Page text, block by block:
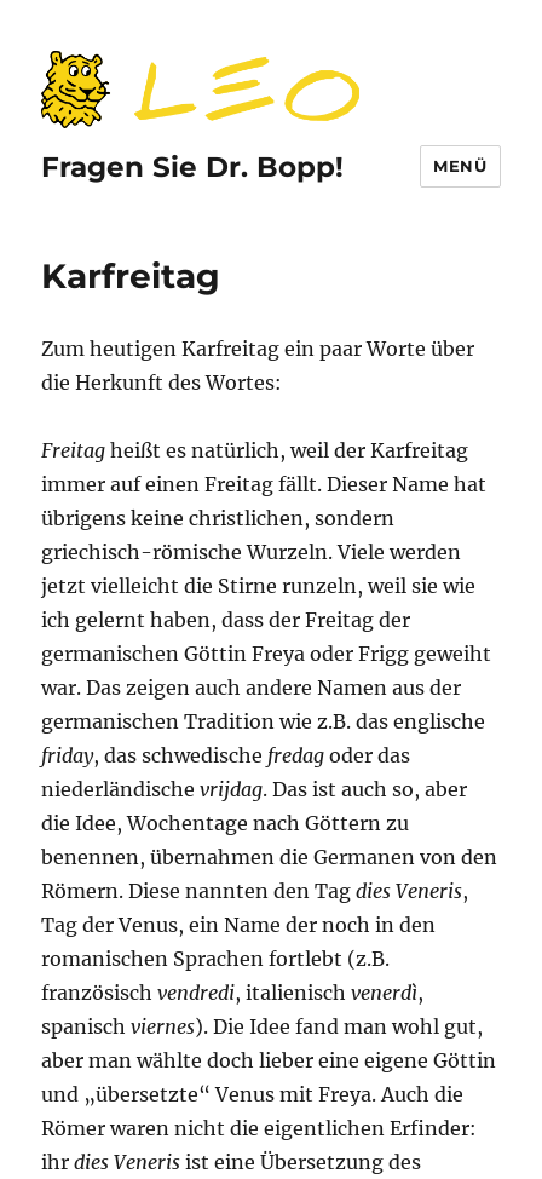
Fragen Sie Dr. Bopp! MENÜ
Karfreitag
Zum heutigen Karfreitag ein paar Worte über
die Herkunft des Wortes:
Freitag heißt es natürlich, weil der Karfreitag
immer auf einen Freitag fällt. Dieser Name hat
übrigens keine christlichen, sondern
griechisch-römische Wurzeln. Viele werden
jetzt vielleicht die Stirne runzeln, weil sie wie
ich gelernt haben, dass der Freitag der
germanischen Göttin Freya oder Frigg geweiht
war. Das zeigen auch andere Namen aus der
germanischen Tradition wie z.B. das englische
friday, das schwedische fredag oder das
niederländischevrijdag. Das ist auch so, aber
die Idee, Wochentage nach Göttern zu
benennen, übernahmen die Germanen von den
Römern. Diese nannten den Tagdies Veneris,
Tag der Venus, ein Name der noch in den
romanischen Sprachen fortlebt (z.B.
französischvendredi, italienischvenerdì,
spanischviernes). Die Idee fand man wohl gut,
aber man wählte doch lieber eine eigene Göttin
und „übersetzte“ Venus mit Freya. Auch die
Römer waren nicht die eigentlichen Erfinder:
ihrdies Veneris ist eine Übersetzung des